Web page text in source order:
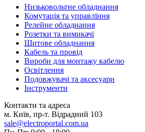
Низьковольтне обладнання
Комутація та управління
Релейне обладнання
Розетки та вимикачі
Щитове обладнання
Кабель та провід
Вироби для монтажу кабелю
Освітлення
Подовжувачі та аксесуари
Інструменти
Контакти та адреса
м. Київ, пр-т. Відрадний 103
sale@electroportal.com.ua